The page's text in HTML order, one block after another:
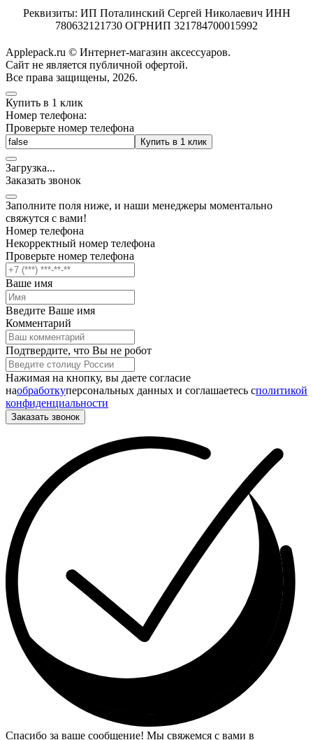
Реквизиты: ИП Поталинский Сергей Николаевич ИНН
780632121730 ОГРНИП 321784700015992
Applepack.ru © Интернет-магазин аксессуаров.
Cайт не является публичной офертой.
Все права защищены, 2026.
Купить в 1 клик
Номер телефона:
Проверьте номер телефона
Купить в 1 клик
Загрузка...
Заказать звонок
Заполните поля ниже, и наши менеджеры моментально
свяжутся с вами!
Номер телефона
Некорректный номер телефона
Проверьте номер телефона
Ваше имя
Введите Ваше имя
Комментарий
Подтвердите, что Вы не робот
Нажимая на кнопку, вы даете согласие
наобработкуперсональных данных и соглашаетесь cполитикой
конфиденциальности
Заказать звонок
Спасибо за ваше сообщение! Мы свяжемся с вами в